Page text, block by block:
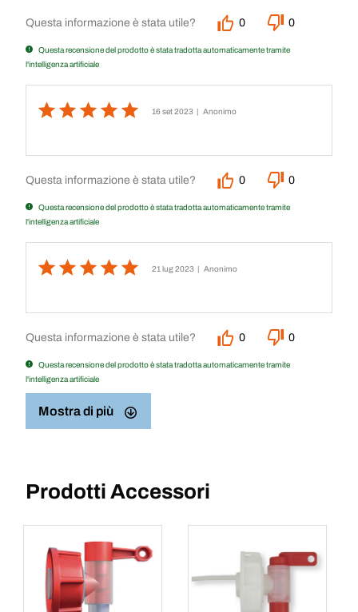
Questa informazione è stata utile? 0 0
Questa recensione del prodotto è stata tradotta automaticamente tramite
l'intelligenza artificiale
16 set 2023 | Anonimo
Questa informazione è stata utile? 0 0
Questa recensione del prodotto è stata tradotta automaticamente tramite
l'intelligenza artificiale
21 lug 2023 | Anonimo
Questa informazione è stata utile? 0 0
Questa recensione del prodotto è stata tradotta automaticamente tramite
l'intelligenza artificiale
Mostra di più
Prodotti Accessori